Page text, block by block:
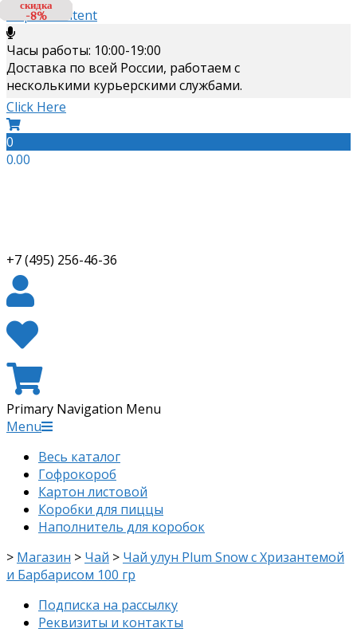
Skip to content
Часы работы: 10:00-19:00
Доставка по всей России, работаем с
несколькими курьерскими службами.
Click Here
0
0.00
+7 (495) 256-46-36
Primary Navigation Menu
Menu
Весь каталог
Гофрокороб
Картон листовой
Коробки для пиццы
Наполнитель для коробок
> Магазин > Чай > Чай улун Plum Snow с Хризантемой
и Барбарисом 100 гр
Подписка на рассылку
Реквизиты и контакты
скидка
-8%
скидка
-3%
скидка
-8%
скидка
-8%